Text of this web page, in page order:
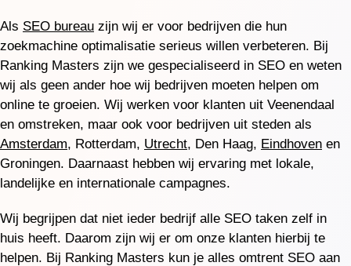
Als SEO bureau zijn wij er voor bedrijven die hun
zoekmachine optimalisatie serieus willen verbeteren. Bij
Ranking Masters zijn we gespecialiseerd in SEO en weten
wij als geen ander hoe wij bedrijven moeten helpen om
online te groeien. Wij werken voor klanten uit Veenendaal
en omstreken, maar ook voor bedrijven uit steden als
Amsterdam, Rotterdam, Utrecht, Den Haag, Eindhoven en
Groningen. Daarnaast hebben wij ervaring met lokale,
landelijke en internationale campagnes.
Wij begrijpen dat niet ieder bedrijf alle SEO taken zelf in
huis heeft. Daarom zijn wij er om onze klanten hierbij te
helpen. Bij Ranking Masters kun je alles omtrent SEO aan